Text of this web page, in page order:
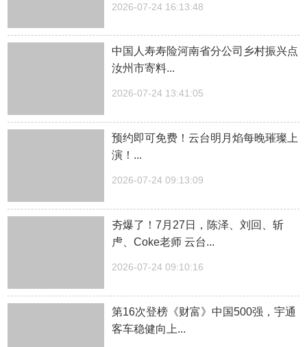
2026-07-24 16:13:48
中国人寿寿险河南省分公司乡村振兴点
汝州市寄料...
2026-07-24 13:41:05
预约即可免费！云台明月焰每晚璀璨上
演！...
2026-07-24 09:13:09
夯爆了！7月27日，陈泽、刘回、斩
虍、Coke老师 云台...
2026-07-24 09:10:16
第16次登榜《财富》中国500强，宇通
客车稳健向上...